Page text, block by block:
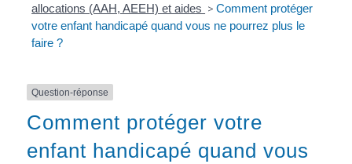
allocations (AAH, AEEH) et aides > Comment protéger
votre enfant handicapé quand vous ne pourrez plus le
faire ?
Question-réponse
Comment protéger votre
enfant handicapé quand vous